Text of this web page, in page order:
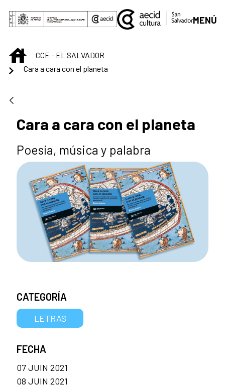
Saut au contenu principal
MENÚ
INICIOCCE - EL SALVADOR
Cara a cara con el planeta
Cara a cara con el planeta
Poesía, música y palabra
CATEGORÍA
LETRAS
FECHA
07 JUIN 2021
08 JUIN 2021